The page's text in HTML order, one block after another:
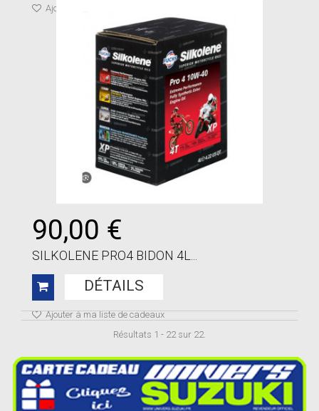
Ajouter à ma liste de cadeaux
90,00 €
SILKOLENE PRO4 BIDON 4L...
DÉTAILS
Ajouter à ma liste de cadeaux
Résultats 1 - 22 sur 22.